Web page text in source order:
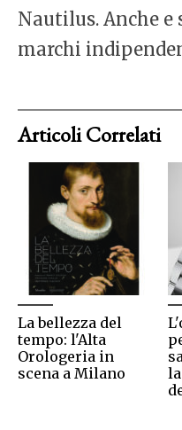
Nautilus. Anche
marchi
Articoli Correlati
La bellezza del
tempo: l'Alta
Orologeria in
scena a Milano